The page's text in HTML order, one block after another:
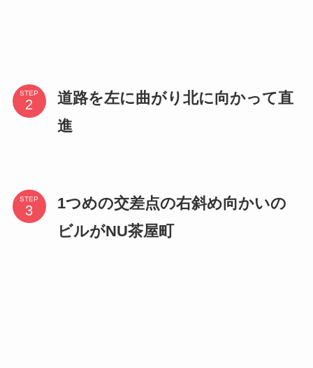
STEP
道路を左に曲がり北に向かって直
進
STEP
1つめの交差点の右斜め向かいの
ビルがNU茶屋町